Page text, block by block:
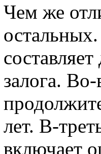
Чем же
залога.
лет. В-
включает